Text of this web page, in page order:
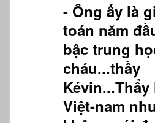
- Ông ấy là
toán năm
bậc trung
cháu...thầy
Việt-nam